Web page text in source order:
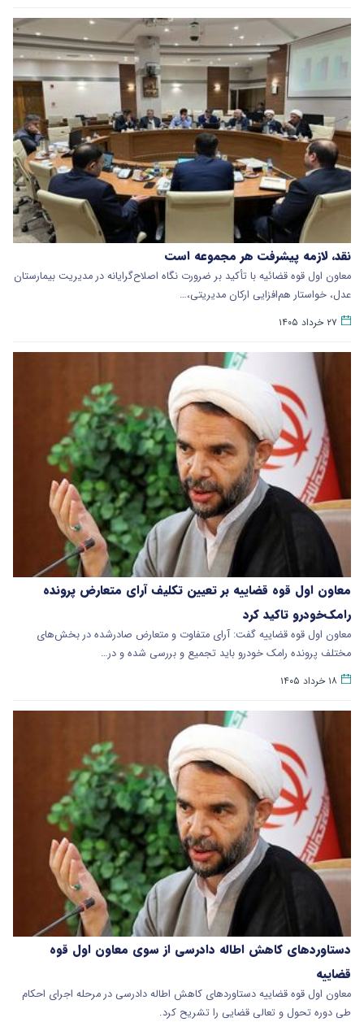
نقد، لازمه پیشرفت هر مجموعه است
معاون اول قوه قضائیه با تأکید بر ضرورت نگاه اصلاح‌گرایانه در مدیریت بیمارستان
عدل، خواستار هم‌افزایی ارکان مدیریتی،…
۲۷ خرداد ۱۴۰۵
معاون اول قوه قضاییه بر تعیین تکلیف آرای متعارض پرونده
رامک‌خودرو تاکید کرد
معاون اول قوه قضاییه گفت: آرای متفاوت و متعارض صادرشده در بخش‌های
مختلف پرونده رامک خودرو باید تجمیع و بررسی شده و در…
۱۸ خرداد ۱۴۰۵
دستاوردهای کاهش اطاله دادرسی از سوی معاون اول قوه
قضاییه
معاون اول قوه قضاییه دستاوردهای کاهش اطاله دادرسی در مرحله اجرای احکام
طی دوره تحول و تعالی قضایی را تشریح کرد.